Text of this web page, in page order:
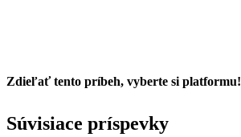
Zdieľať tento príbeh, vyberte si platformu!
Súvisiace príspevky